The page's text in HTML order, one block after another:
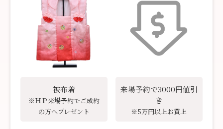
被布着
※ＨＰ来場予約でご成約
の方へプレゼント
来場予約で3000円値引
き
※5万円以上お買上